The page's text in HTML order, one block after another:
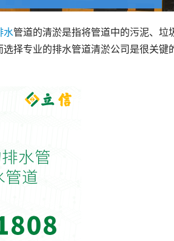
水管道的清淤是指将管道中的污泥、垃
择专业的排水管道清淤公司是很关键